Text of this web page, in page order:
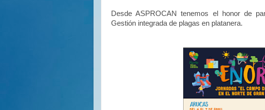
Desde ASPROCAN tenemos el honor de
Gestión integrada de plagas en platanera.